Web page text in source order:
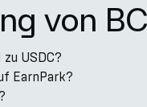
von
USDC?
EarnPark?